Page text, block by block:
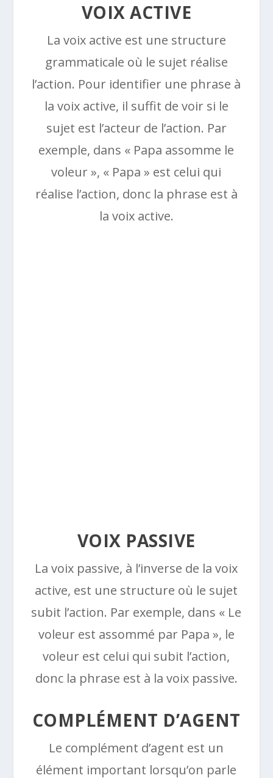
VOIX ACTIVE
La voix active est une structure
grammaticale où le sujet réalise
l’action. Pour identifier une phrase à
la voix active, il suffit de voir si le
sujet est l’acteur de l’action. Par
exemple, dans « Papa assomme le
voleur », « Papa » est celui qui
réalise l’action, donc la phrase est à
la voix active.
VOIX PASSIVE
La voix passive, à l’inverse de la voix
active, est une structure où le sujet
subit l’action. Par exemple, dans « Le
voleur est assommé par Papa », le
voleur est celui qui subit l’action,
donc la phrase est à la voix passive.
COMPLÉMENT D’AGENT
Le complément d’agent est un
élément important lorsqu’on parle